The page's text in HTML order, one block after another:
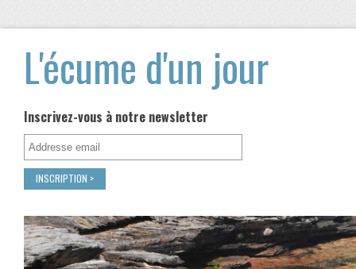
L'écume d'un jour
Inscrivez-vous à notre newsletter